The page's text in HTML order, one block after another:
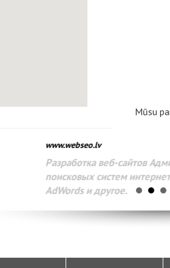
Mūsu
www.webseo.lv
Разработка веб-сайтов
поисковых систем
AdWords и другое.